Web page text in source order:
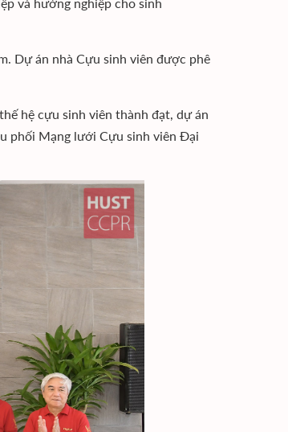
Dự án nhà Cựu sinh viên được phê
hệ cựu sinh viên thành đạt, dự án
phối Mạng lưới Cựu sinh viên Đại